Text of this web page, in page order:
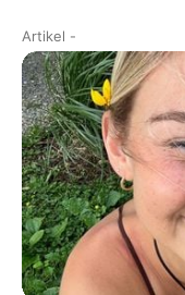
Artikel -